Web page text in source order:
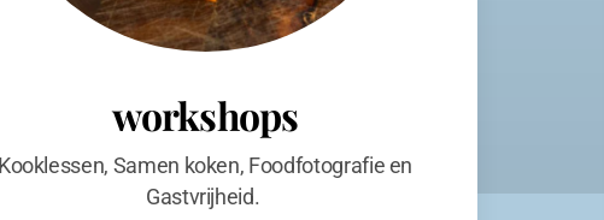
workshops
Kooklessen, Samen koken, Foodfotografie en
Gastvrijheid.